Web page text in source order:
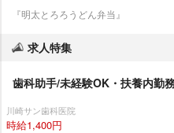
『明太とろろうどん弁当』
求人特集
歯科助手/未経験OK・扶養内勤
川崎サン歯科医院
時給1,400円